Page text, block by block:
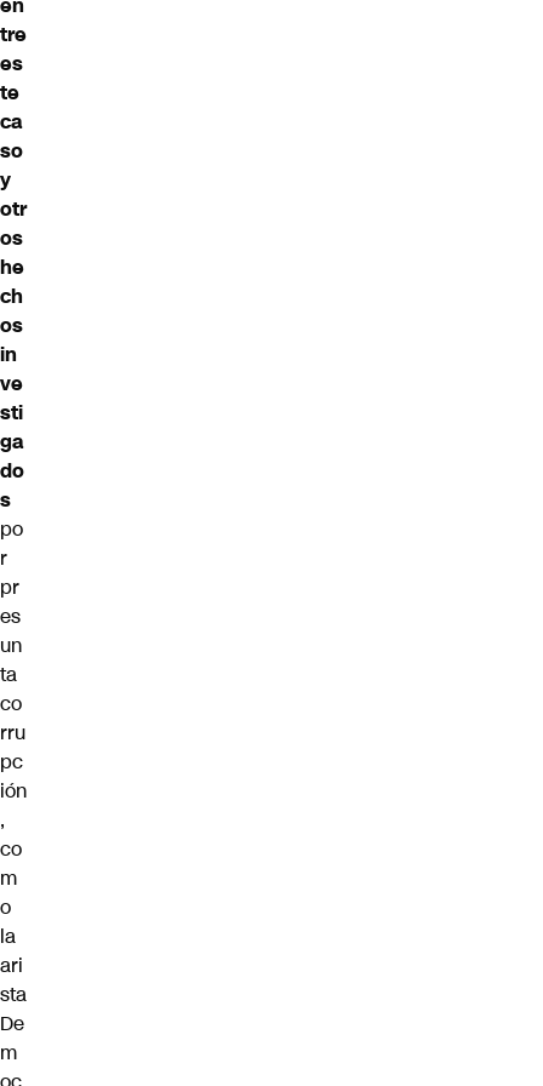
tre
es
te
ca
so
y
otr
os
he
ch
os
in
ve
sti
ga
do
s
po
r
pr
es
un
ta
co
rru
pc
ión
,
co
m
o
la
ari
sta
De
m